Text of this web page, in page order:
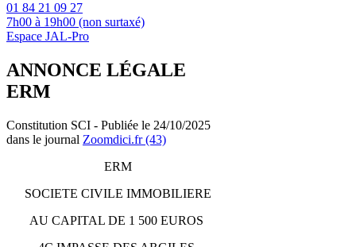
01 84 21 09 27
7h00 à 19h00 (non surtaxé)
Espace JAL-Pro
ANNONCE LÉGALE
ERM
Constitution SCI - Publiée le 24/10/2025
dans le journal Zoomdici.fr (43)
ERM
SOCIETE CIVILE IMMOBILIERE
AU CAPITAL DE 1 500 EUROS